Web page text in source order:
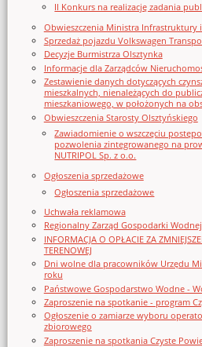
II Konkurs na realizację zadania
Obwieszczenia Ministra Infrastruktury
Sprzedaż pojazdu Volkswagen
Decyzje Burmistrza Olsztynka
Informacje dla Zarządców
Zestawienie danych dotyczących
mieszkalnych, nienależących do
mieszkaniowego, w położonych na
Obwieszczenia Starosty Olsztyńskiego
Zawiadomienie o wszczęciu
pozwolenia zintegrowanego na
NUTRIPOL Sp. z o.o.
Ogłoszenia sprzedażowe
Ogłoszenia sprzedażowe
Uchwała reklamowa
Regionalny Zarząd Gospodarki
INFORMACJA O OPŁACIE ZA
TERENOWEJ
Dni wolne dla pracowników Urzędu
roku
Państwowe Gospodarstwo Wodne -
Zaproszenie na spotkanie - program
Ogłoszenie o zamiarze wyboru
zbiorowego
Zaproszenie na spotkania Czyste